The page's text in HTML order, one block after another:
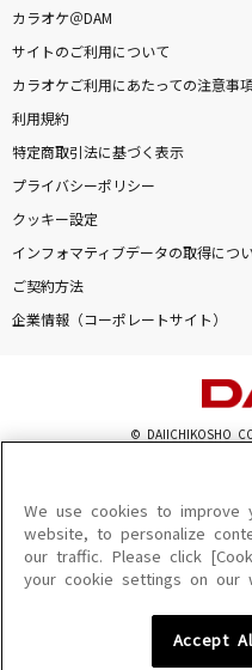
カラオケ＠DAM
サイトのご利用について
カラオケご利用にあたっての注意事項
利用規約
特定商取引法に基づく表示
プライバシーポリシー
クッキー設定
インフォマティブデータの取得につ
ご契約方法
企業情報（コーポレートサイト）
© DAIICHIKOSHO
このサイトに掲載されている一切の文
を問わず、著作権法の定める範囲を超
を禁じます。
楽曲及びコンテンツは、機種によりご
楽曲及びコンテンツの配信日、配信内
We use cookies to improve
website, to personalize
our traffic. Please click
your cookie settings on our
Accept